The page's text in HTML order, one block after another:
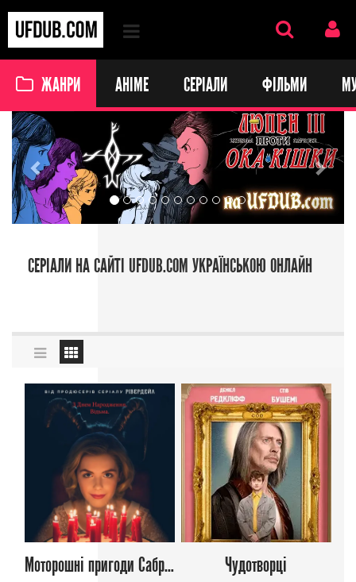
ЖАНРИ АНІМЕ СЕРІАЛИ ФІЛЬМИ
Previous Next
СЕРІАЛИ НА САЙТІ UFDUB.COM УКРАЇНСЬКОЮ ОНЛАЙН
Моторошні пригоди Сабріни (Сезон 1) Чудотворці